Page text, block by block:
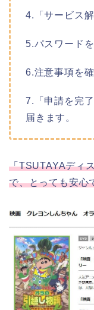
4.「サービス
5.パスワード
6.注意事項を
7.「申請を完
届きます。
「TSUTAYAディ
で、とっても安心